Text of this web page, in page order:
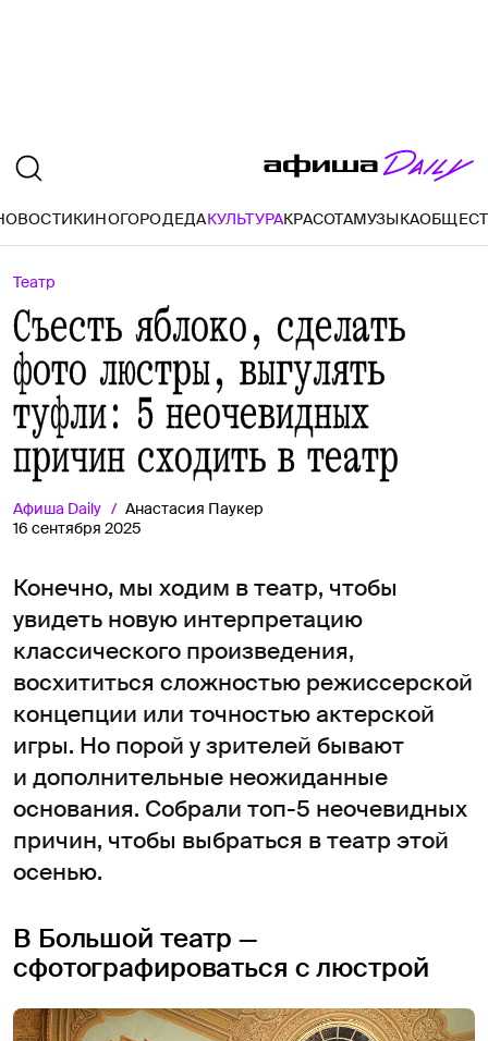
КИНОГОРОДЕДАКУЛЬТУРАКРАСОТАМУЗЫКА
Театр
Съесть яблоко, сделать
фото люстры, выгулять
туфли: 5 неочевидных
причин сходить в театр
Афиша Daily
Анастасия Паукер
16 сентября 2025
Конечно, мы ходим в театр, чтобы
увидеть новую интерпретацию
классического произведения,
восхититься сложностью режиссерской
концепции или точностью актерской
игры. Но порой у зрителей бывают
и дополнительные неожиданные
основания. Собрали топ-5 неочевидных
причин, чтобы выбраться в театр этой
осенью.
В Большой театр —
сфотографироваться с люстрой